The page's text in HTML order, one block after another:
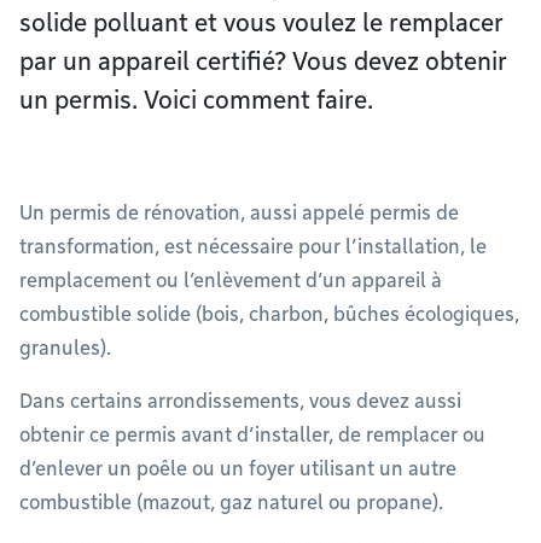
solide polluant et vous voulez le remplacer
par un appareil certifié? Vous devez obtenir
un permis. Voici comment faire.
Un permis de rénovation, aussi appelé permis de
transformation, est nécessaire pour l’installation, le
remplacement ou l’enlèvement d’un appareil à
combustible solide (bois, charbon, bûches écologiques,
granules).
Dans certains arrondissements, vous devez aussi
obtenir ce permis avant d’installer, de remplacer ou
d’enlever un poêle ou un foyer utilisant un autre
combustible (mazout, gaz naturel ou propane).